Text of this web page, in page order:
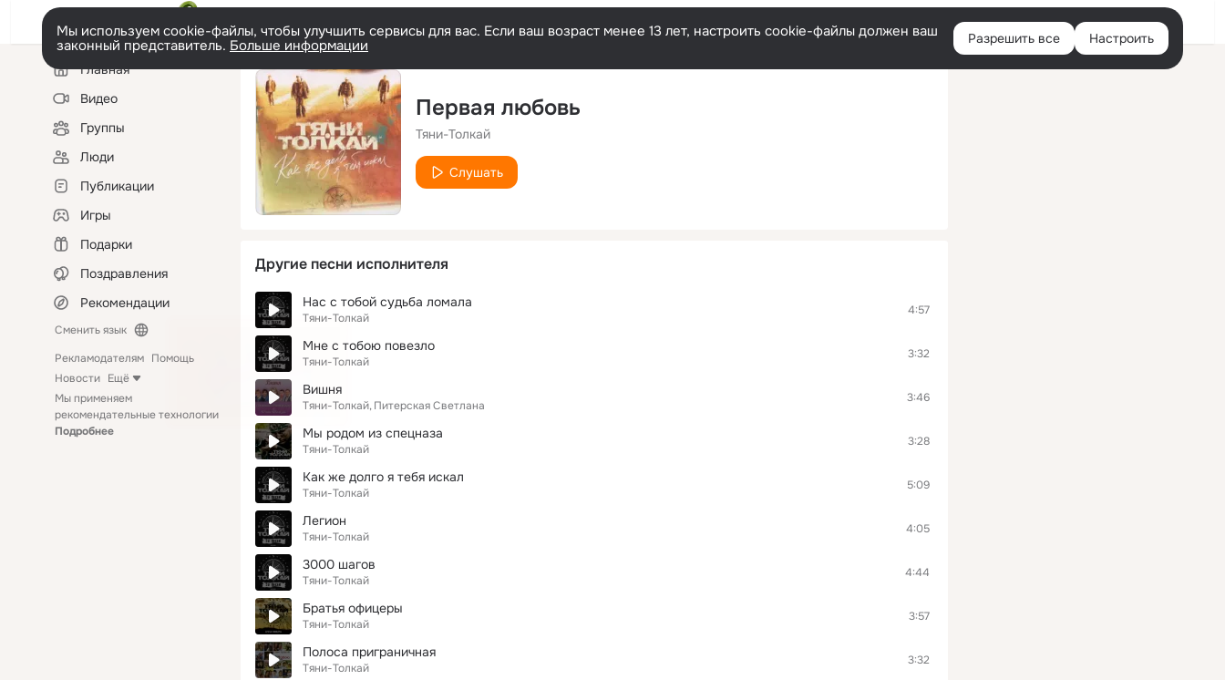
Войти
Мы используем cookie-файлы, чтобы улучшить сервисы для вас. Если ваш возраст менее 13 лет, настроить cookie-файлы должен ваш
законный представитель. Больше информации Разрешить все Настроить
Левая
колонкаГлавная
Видео
Группы
Люди
Публикации
Игры
Подарки
Поздравления
Рекомендации
Сменить язык
Рекламодателям Помощь
Новости Ещё
Мы применяем
рекомендательные технологии
Подробнее
Первая любовь
Тяни-Толкай
Слушать
Другие песни исполнителя
Нас с тобой судьба ломала
Тяни-Толкай
4:57
Мне с тобою повезло
Тяни-Толкай
3:32
Вишня
Тяни-Толкай Питерская Светлана
3:46
Мы родом из спецназа
Тяни-Толкай
3:28
Как же долго я тебя искал
Тяни-Толкай
5:09
Легион
Тяни-Толкай
4:05
3000 шагов
Тяни-Толкай
4:44
Братья офицеры
Тяни-Толкай
3:57
Полоса приграничная
Тяни-Толкай
3:32